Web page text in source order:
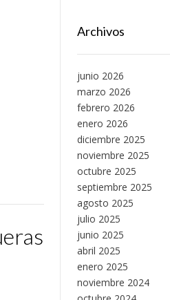
Archivos
junio 2026
marzo 2026
febrero 2026
enero 2026
diciembre 2025
noviembre 2025
octubre 2025
septiembre 2025
agosto 2025
julio 2025
junio 2025
abril 2025
enero 2025
noviembre 2024